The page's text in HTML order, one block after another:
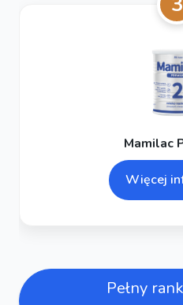
Mamilac
Więcej
Pełny